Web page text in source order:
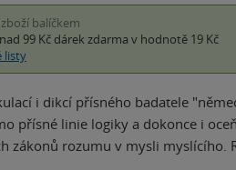
balíčkem
99 Kč dárek zdarma v hodnotě 19 Kč
listy
i dikcí přísného badatele
přísné linie logiky a dokonce i
zákonů rozumu v mysli myslícího.